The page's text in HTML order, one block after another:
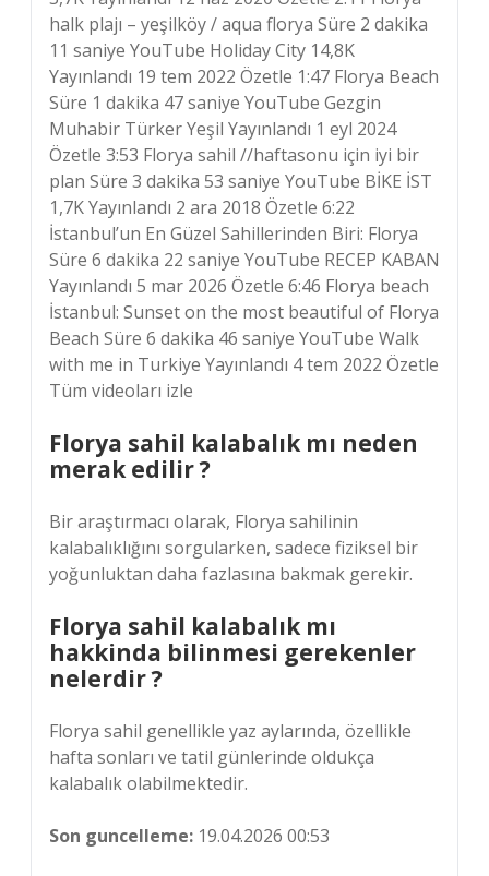
halk plajı – yeşilköy / aqua florya Süre 2 dakika
11 saniye YouTube Holiday City 14,8K
Yayınlandı 19 tem 2022 Özetle 1:47 Florya Beach
Süre 1 dakika 47 saniye YouTube Gezgin
Muhabir Türker Yeşil Yayınlandı 1 eyl 2024
Özetle 3:53 Florya sahil //haftasonu için iyi bir
plan Süre 3 dakika 53 saniye YouTube BİKE İST
1,7K Yayınlandı 2 ara 2018 Özetle 6:22
İstanbul’un En Güzel Sahillerinden Biri: Florya
Süre 6 dakika 22 saniye YouTube RECEP KABAN
Yayınlandı 5 mar 2026 Özetle 6:46 Florya beach
İstanbul: Sunset on the most beautiful of Florya
Beach Süre 6 dakika 46 saniye YouTube Walk
with me in Turkiye Yayınlandı 4 tem 2022 Özetle
Tüm videoları izle
Florya sahil kalabalık mı neden
merak edilir ?
Bir araştırmacı olarak, Florya sahilinin
kalabalıklığını sorgularken, sadece fiziksel bir
yoğunluktan daha fazlasına bakmak gerekir.
Florya sahil kalabalık mı
hakkinda bilinmesi gerekenler
nelerdir ?
Florya sahil genellikle yaz aylarında, özellikle
hafta sonları ve tatil günlerinde oldukça
kalabalık olabilmektedir.
Son guncelleme: 19.04.2026 00:53